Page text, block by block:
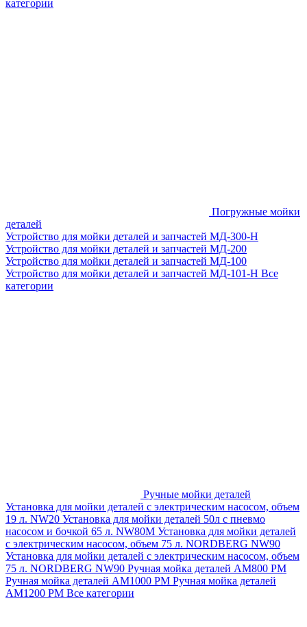
категории
Погружные мойки
деталей
Устройство для мойки деталей и запчастей МД-300-H
Устройство для мойки деталей и запчастей МД-200
Устройство для мойки деталей и запчастей МД-100
Устройство для мойки деталей и запчастей МД-101-Н Все
категории
Ручные мойки деталей
Установка для мойки деталей с электрическим насосом, объем
19 л. NW20 Установка для мойки деталей 50л с пневмо
насосом и бочкой 65 л. NW80M Установка для мойки деталей
с электрическим насосом, объем 75 л. NORDBERG NW90
Установка для мойки деталей с электрическим насосом, объем
75 л. NORDBERG NW90 Ручная мойка деталей АМ800 РМ
Ручная мойка деталей АМ1000 РМ Ручная мойка деталей
АМ1200 РМ Все категории